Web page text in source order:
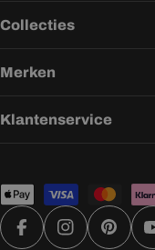
Collecties
Merken
Klantenservice
Betaalmethoden
FacebookInstagram